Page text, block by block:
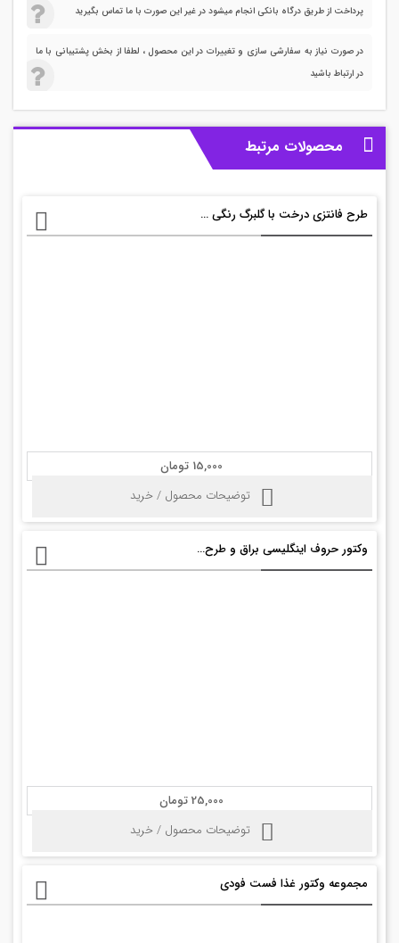
پرداخت از طریق درگاه بانکی انجام میشود در غیر این صورت با ما تماس بگیرید
در صورت نیاز به سفارشی سازی و تغییرات در این محصول ، لطفا از بخش پشتیبانی با ما
در ارتباط باشید
محصولات مرتبط
طرح فانتزی درخت با گلبرگ رنگی +eps
15,000 تومان
توضیحات محصول / خرید
وکتور حروف اینگلیسی براق و طرح دار
25,000 تومان
توضیحات محصول / خرید
مجموعه وکتور غذا فست فودی